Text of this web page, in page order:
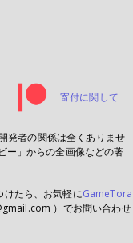
寄付に関して
発者の関係は全くありませ
ー」からの全画像などの著
けたら、お気軽にGameTora
）でお問い合わせ